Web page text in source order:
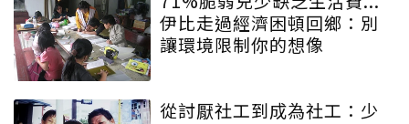
伊比走過經濟困頓回鄉：別
讓環境限制你的想像
從討厭社工到成為社工：少